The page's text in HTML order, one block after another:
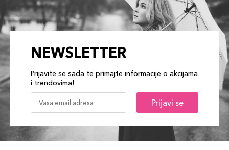
NEWSLETTER
Prijavite se sada te primajte informacije o akcijama
i trendovima!
Prijavi se